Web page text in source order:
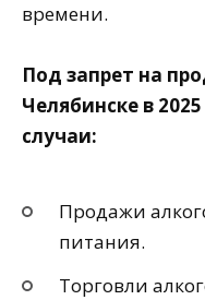
времени.
Под запрет на
Челябинске в
случаи:
Продажи
питания.
Торговли